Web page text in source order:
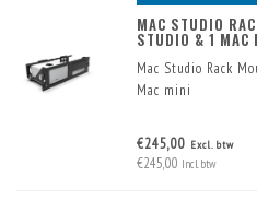
MAC STUDIO
STUDIO & 1 MAC
Mac Studio Rack
Mac mini
€245,00 Excl. btw
€245,00 Incl. btw